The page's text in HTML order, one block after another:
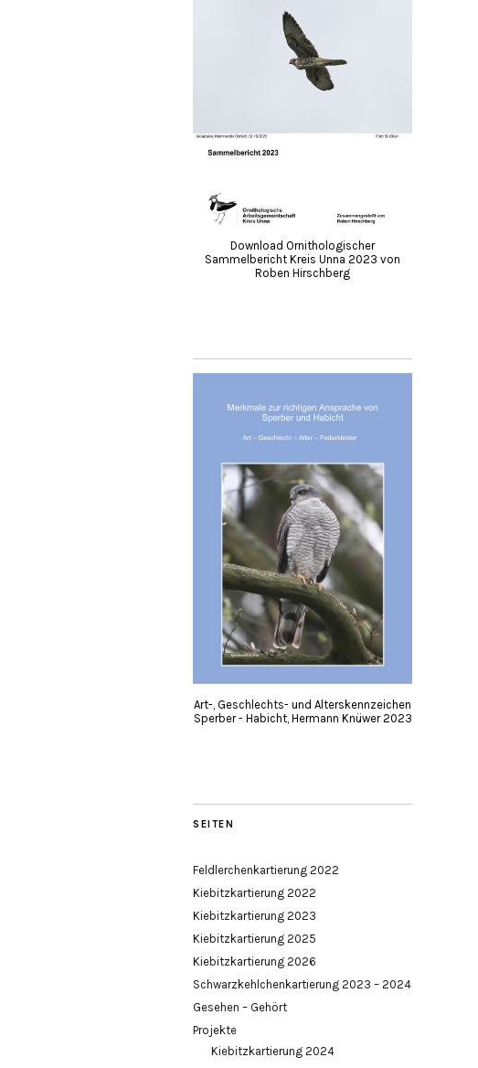
Download Ornithologischer
Sammelbericht Kreis Unna 2023 von
Roben Hirschberg
Art-, Geschlechts- und Alterskennzeichen
Sperber - Habicht, Hermann Knüwer 2023
SEITEN
Feldlerchenkartierung 2022
Kiebitzkartierung 2022
Kiebitzkartierung 2023
Kiebitzkartierung 2025
Kiebitzkartierung 2026
Schwarzkehlchenkartierung 2023 – 2024
Gesehen – Gehört
Projekte
Kiebitzkartierung 2024